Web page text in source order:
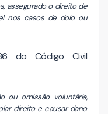
assegurado o direito de
nos casos de dolo ou
do Código Civil
ou omissão voluntária,
direito e causar dano